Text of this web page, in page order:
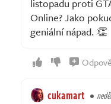
listopadu proti
Online? Jako
geniální nápad. 👏
cukamart